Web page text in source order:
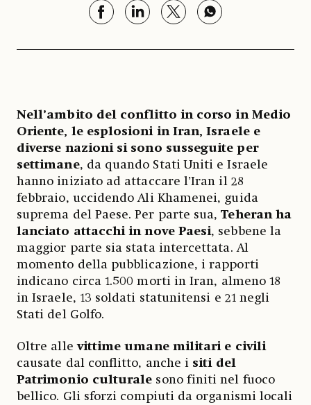
Nell’ambito del conflitto in corso in Medio
Oriente, le esplosioni in Iran, Israele e
diverse nazioni si sono susseguite per
settimane, da quando Stati Uniti e Israele
hanno iniziato ad attaccare l’Iran il 28
febbraio, uccidendo Ali Khamenei, guida
suprema del Paese. Per parte sua,Teheran ha
lanciato attacchi in nove Paesi, sebbene la
maggior parte sia stata intercettata. Al
momento della pubblicazione, i rapporti
indicano circa 1.500 morti in Iran, almeno 18
in Israele, 13 soldati statunitensi e 21 negli
Stati del Golfo.
Oltre allevittime umane militari e civili
causate dal conflitto, anche i siti del
Patrimonio culturale sono finiti nel fuoco
bellico. Gli sforzi compiuti da organismi locali